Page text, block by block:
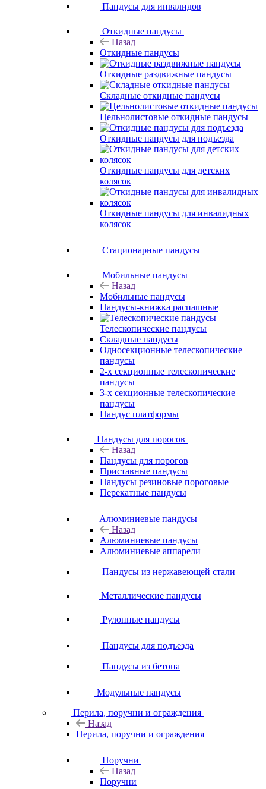
Пандусы для инвалидов
Откидные пандусы
Назад
Откидные пандусы
Откидные раздвижные пандусы
Складные откидные пандусы
Цельнолистовые откидные пандусы
Откидные пандусы для подъезда
Откидные пандусы для детских
колясок
Откидные пандусы для инвалидных
колясок
Стационарные пандусы
Мобильные пандусы
Назад
Мобильные пандусы
Пандусы-книжка распашные
Телескопические пандусы
Складные пандусы
Односекционные телескопические
пандусы
2-х секционные телескопические
пандусы
3-х секционные телескопические
пандусы
Пандус платформы
Пандусы для порогов
Назад
Пандусы для порогов
Приставные пандусы
Пандусы резиновые пороговые
Перекатные пандусы
Алюминиевые пандусы
Назад
Алюминиевые пандусы
Алюминиевые аппарели
Пандусы из нержавеющей стали
Металлические пандусы
Рулонные пандусы
Пандусы для подъезда
Пандусы из бетона
Модульные пандусы
Перила, поручни и ограждения
Назад
Перила, поручни и ограждения
Поручни
Назад
Поручни